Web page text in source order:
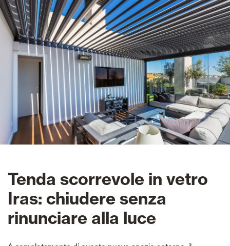
Tenda scorrevole in vetro
Iras: chiudere senza
rinunciare alla luce